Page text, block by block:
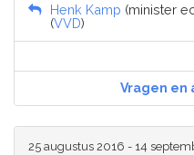
Henk Kamp (minister
(VVD)
Vragen en
25 augustus 2016 - 14